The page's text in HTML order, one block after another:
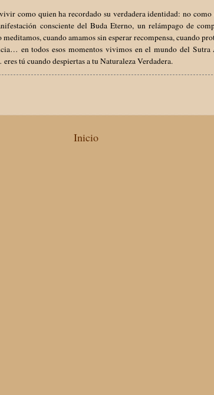
como quien ha recordado su verdadera identidad: no como
consciente del Buda Eterno, un relámpago de
cuando amamos sin esperar recompensa, cuando
en todos esos momentos vivimos en el mundo del Sutra
tú cuando despiertas a tu Naturaleza Verdadera.
Inicio